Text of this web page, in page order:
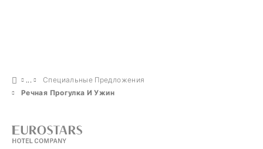
Специальные Предложения
Речная Прогулка И Ужин